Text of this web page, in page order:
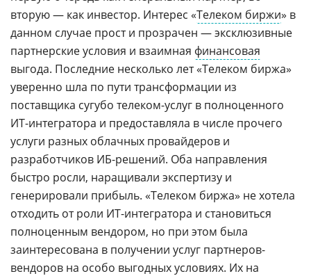
вторую — как инвестор. Интерес «Телеком биржи» в
данном случае прост и прозрачен — эксклюзивные
партнерские условия и взаимная финансовая
выгода. Последние несколько лет «Телеком биржа»
уверенно шла по пути трансформации из
поставщика сугубо телеком-услуг в полноценного
ИТ-интегратора и предоставляла в числе прочего
услуги разных облачных провайдеров и
разработчиков ИБ-решений. Оба направления
быстро росли, наращивали экспертизу и
генерировали прибыль. «Телеком биржа» не хотела
отходить от роли ИТ-интегратора и становиться
полноценным вендором, но при этом была
заинтересована в получении услуг партнеров-
вендоров на особо выгодных условиях. Их на